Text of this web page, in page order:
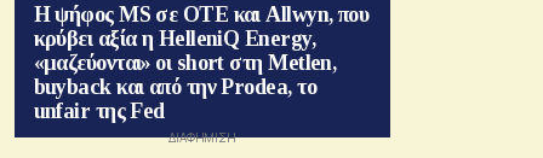
Η ψήφος MS σε ΟΤΕ και Allwyn, που
κρύβει αξία η HelleniQ Energy,
«μαζεύονται» οι short στη Metlen,
buyback και από την Prodea, το
unfair της Fed